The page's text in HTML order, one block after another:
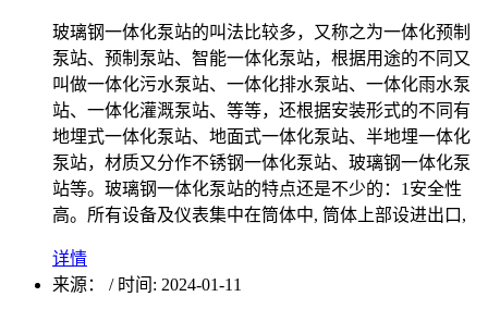
玻璃钢一体化泵站的叫法比较多，又称之为一体化预制
泵站、预制泵站、智能一体化泵站，根据用途的不同又
叫做一体化污水泵站、一体化排水泵站、一体化雨水泵
站、一体化灌溉泵站、等等，还根据安装形式的不同有
地埋式一体化泵站、地面式一体化泵站、半地埋一体化
泵站，材质又分作不锈钢一体化泵站、玻璃钢一体化泵
站等。玻璃钢一体化泵站的特点还是不少的：1安全性
高。所有设备及仪表集中在筒体中, 筒体上部设进出口,
详情
来源：
/ 时间: 2024-01-11